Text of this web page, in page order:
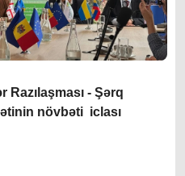
- Şərq
növbəti iclası